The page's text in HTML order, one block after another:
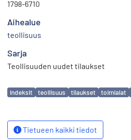
1798-6710
Aihealue
teollisuus
Sarja
Teollisuuden uudet tilaukset
Avainsanat
indeksit teollisuus tilaukset toimialat
Tietueen kaikki tiedot